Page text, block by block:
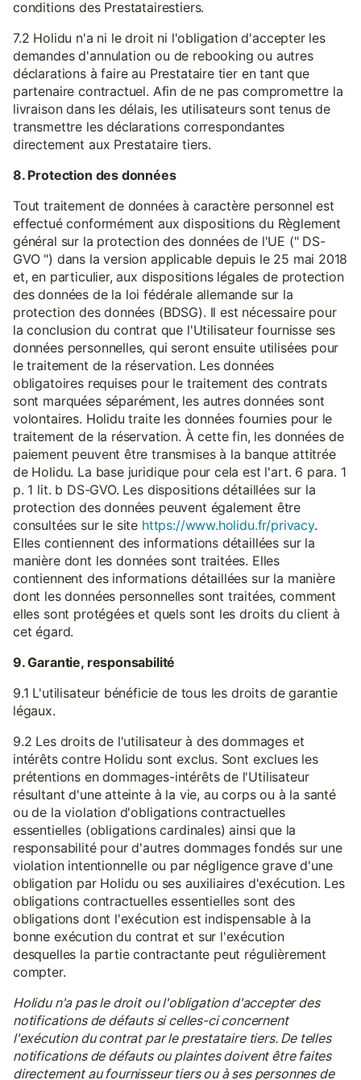
conditions des Prestatairestiers.
7.2 Holidu n'a ni le droit ni l'obligation d'accepter les
demandes d'annulation ou de rebooking ou autres
déclarations à faire au Prestataire tier en tant que
partenaire contractuel. Afin de ne pas compromettre la
livraison dans les délais, les utilisateurs sont tenus de
transmettre les déclarations correspondantes
directement aux Prestataire tiers.
8. Protection des données
Tout traitement de données à caractère personnel est
effectué conformément aux dispositions du Règlement
général sur la protection des données de l'UE (" DS-
GVO ") dans la version applicable depuis le 25 mai 2018
et, en particulier, aux dispositions légales de protection
des données de la loi fédérale allemande sur la
protection des données (BDSG). Il est nécessaire pour
la conclusion du contrat que l'Utilisateur fournisse ses
données personnelles, qui seront ensuite utilisées pour
le traitement de la réservation. Les données
obligatoires requises pour le traitement des contrats
sont marquées séparément, les autres données sont
volontaires. Holidu traite les données fournies pour le
traitement de la réservation. À cette fin, les données de
paiement peuvent être transmises à la banque attitrée
de Holidu. La base juridique pour cela est l'art. 6 para. 1
p. 1 lit. b DS-GVO. Les dispositions détaillées sur la
protection des données peuvent également être
consultées sur le site https://www.holidu.fr/privacy.
Elles contiennent des informations détaillées sur la
manière dont les données sont traitées. Elles
contiennent des informations détaillées sur la manière
dont les données personnelles sont traitées, comment
elles sont protégées et quels sont les droits du client à
cet égard.
9. Garantie, responsabilité
9.1 L'utilisateur bénéficie de tous les droits de garantie
légaux.
9.2 Les droits de l'utilisateur à des dommages et
intérêts contre Holidu sont exclus. Sont exclues les
prétentions en dommages-intérêts de l'Utilisateur
résultant d'une atteinte à la vie, au corps ou à la santé
ou de la violation d'obligations contractuelles
essentielles (obligations cardinales) ainsi que la
responsabilité pour d'autres dommages fondés sur une
violation intentionnelle ou par négligence grave d'une
obligation par Holidu ou ses auxiliaires d'exécution. Les
obligations contractuelles essentielles sont des
obligations dont l'exécution est indispensable à la
bonne exécution du contrat et sur l'exécution
desquelles la partie contractante peut régulièrement
compter.
Holidu n'a pas le droit ou l'obligation d'accepter des
notifications de défauts si celles-ci concernent
l'exécution du contrat par le prestataire tiers. De telles
notifications de défauts ou plaintes doivent être faites
directement au fournisseur tiers ou à ses personnes de